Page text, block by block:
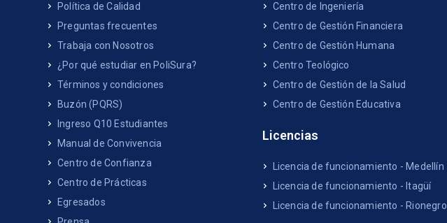
Política de Calidad
Preguntas frecuentes
Trabaja con Nosotros
¿Por qué estudiar en PoliSura?
Términos y condiciones
Buzón (PQRS)
Ingreso Q10 Estudiantes
Manual de Convivencia
Centro de Confianza
Centro de Prácticas
Egresados
Centro de Ingeniería
Centro de Gestión Financiera
Centro de Gestión Humana
Centro Teológico
Centro de Gestión de la Salud
Centro de Gestión Educativa
Licencias
Licencia de funcionamiento - Medellín
Licencia de funcionamiento - Itagüí
Licencia de funcionamiento - Rionegro